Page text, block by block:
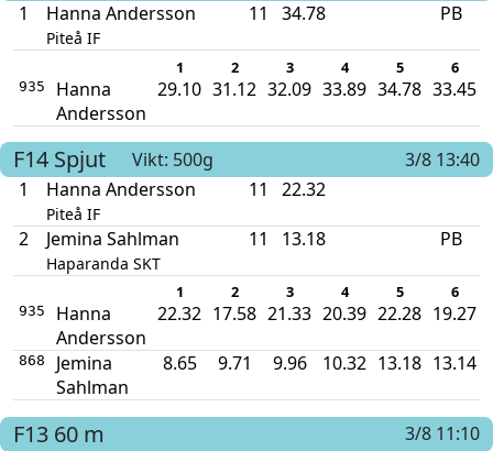
1
Hanna Andersson
Piteå IF
11 34.78 PB
1 2 3 4 5 6
935
Hanna
Andersson
29.10 31.12 32.09 33.89 34.78 33.45
F14 Spjut Vikt: 500g
3/8 13:40
1
Hanna Andersson
Piteå IF
11 22.32
2 Jemina Sahlman
Haparanda SKT
11 13.18 PB
1 2 3 4 5 6
935
Hanna
Andersson
22.32 17.58 21.33 20.39 22.28 19.27
868
Jemina
Sahlman
8.65 9.71 9.96 10.32 13.18 13.14
F13 60 m
3/8 11:10